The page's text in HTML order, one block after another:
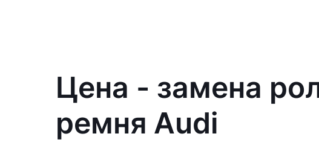
Цена - замена
ремня Audi